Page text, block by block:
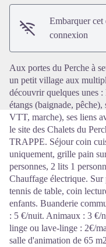
Embarquer
connexion
Aux portes du Perche à
un petit village aux
découvrir quelques unes :
étangs (baignade,
VTT, marche), ses liens
le site des Chalets du
TRAPPE. Séjour coin
uniquement, grille pain
personnes, 2 lits 1
Chauffage électrique.
tennis de table, coin
enfants. Buanderie
: 5 €/nuit. Animaux : 3 €/
linge ou lave-linge : 2€/
salle d'animation de 65